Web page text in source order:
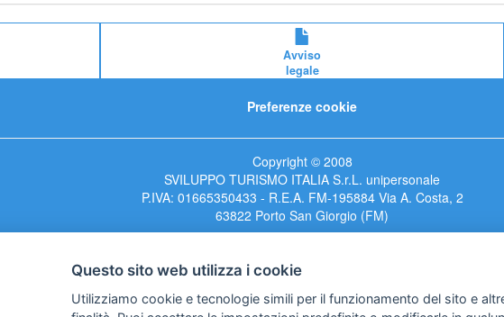
Avviso
legale
Preferenze cookie
Copyright © 2008
SVILUPPO TURISMO ITALIA S.r.L. unipersonale
P.IVA: 01665350433 - R.E.A. FM-195884 Via A. Costa, 2
63822 Porto San Giorgio (FM)
Questo sito web utilizza i cookie
Utilizziamo cookie e tecnologie simili per il funzionamento del sito e